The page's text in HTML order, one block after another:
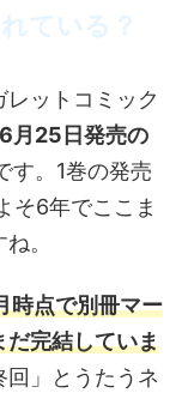
ている？
ットコミック
月25日発売の
す。1巻の発売
そ6年でここま
。
時点で別冊マー
だ完結していま
」とうたうネ